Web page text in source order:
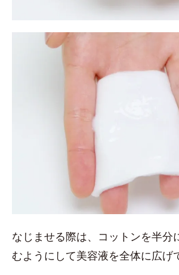
なじませる際は、コットンを半分
むようにして美容液を全体に広げ